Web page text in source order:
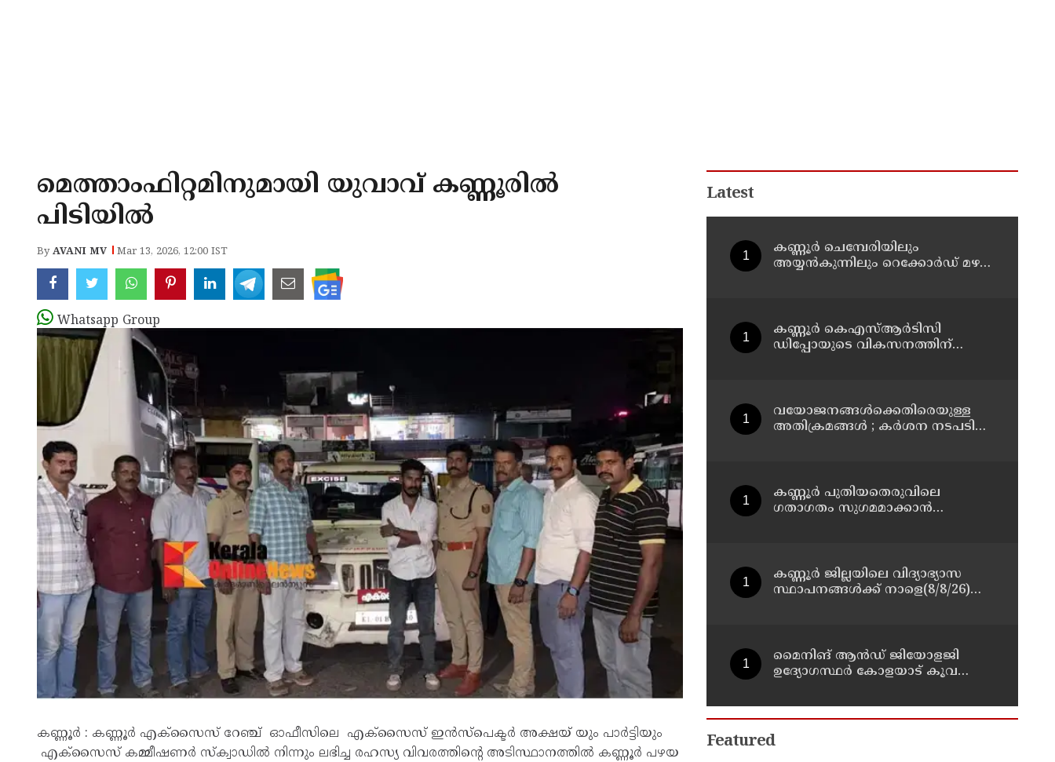
മെത്താംഫിറ്റമിനുമായി യുവാവ് കണ്ണൂരിൽ
പിടിയിൽ
ByAVANI MV Mar 13, 2026, 12:00 IST
Whatsapp Group
കണ്ണൂർ : കണ്ണൂർ എക്‌സൈസ് റേഞ്ച് ഓഫീസിലെ എക്സൈസ് ഇൻസ്പെക്ടർ അക്ഷയ് യും പാർട്ടിയും
എക്സൈസ് കമ്മീഷണർ സ്ക്വാഡിൽ നിന്നും ലഭിച്ച രഹസ്യ വിവരത്തിൻ്റെ അടിസ്ഥാനത്തിൽ കണ്ണൂർ പഴയ
Latest
കണ്ണൂർ ചെമ്പേരിയിലും
അയ്യൻകുന്നിലും റെക്കോർഡ് മഴ ;
കണ്ണൂർ കെഎസ്ആർടിസി
ഡിപ്പോയുടെ വികസനത്തിന്
വയോജനങ്ങൾക്കെതിരെയുള്ള
അതിക്രമങ്ങൾ ; കർശന നടപടി
കണ്ണൂർ പുതിയതെരുവിലെ
ഗതാഗതം സുഗമമാക്കാന്‍
കണ്ണൂർ ജില്ലയിലെ വിദ്യാഭ്യാസ
സ്ഥാപനങ്ങള്‍ക്ക് നാളെ(8/8/26)
മൈനിങ് ആൻഡ്​ ജിയോളജി
ഉദ്യോഗസ്ഥർ കോളയാട് കൂവ
Featured